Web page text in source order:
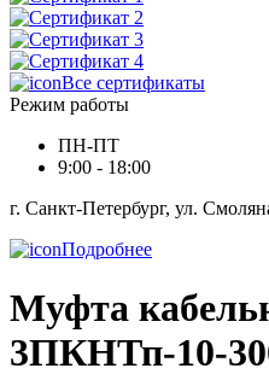
Все сертификаты
Режим работы
ПН-ПТ
9:00 - 18:00
г. Санкт-Петербург, ул.
Подробнее
Муфта
3ПКНТп-10-